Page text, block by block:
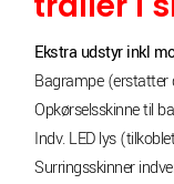
kr.
Ekstra udstyr inkl
Bagrampe (erstatter
Opkørselsskinne til
Indv. LED lys
Surringsskinner